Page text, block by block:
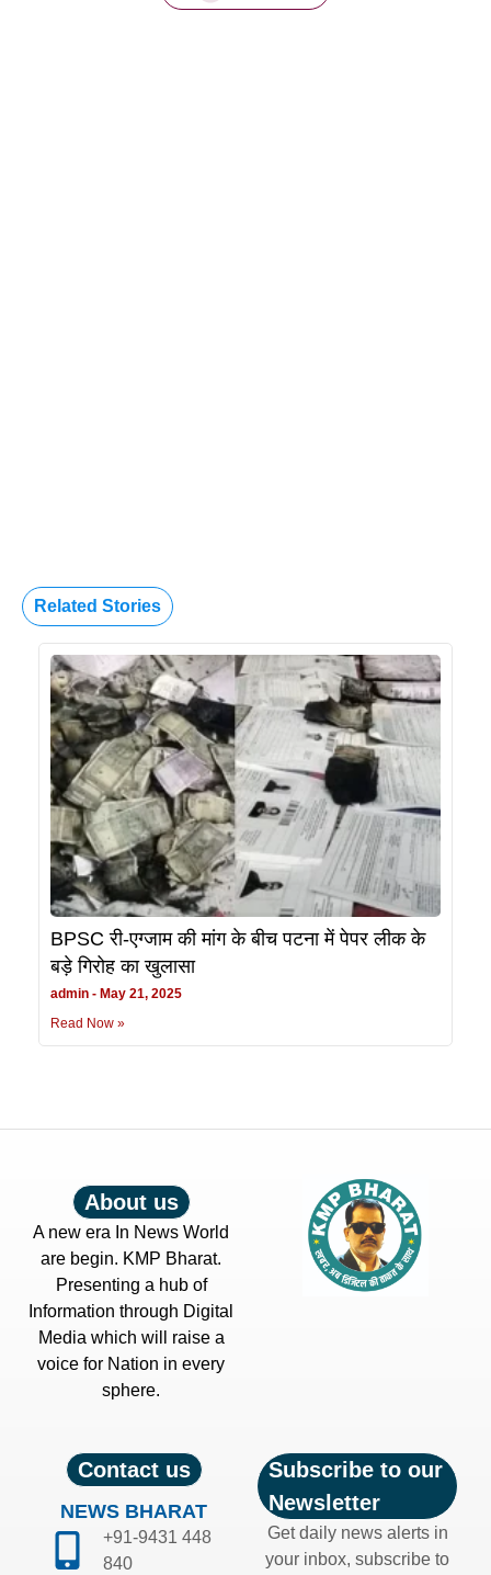
Related Stories
BPSC री-एग्जाम की मांग के बीच पटना में पेपर लीक के
बड़े गिरोह का खुलासा
admin
May 21, 2025
Read Now »
About us
A new era In News World
are begin. KMP Bharat.
Presenting a hub of
Information through Digital
Media which will raise a
voice for Nation in every
sphere.
Contact us
NEWS BHARAT
+91-9431 448
840
Subscribe to our
Newsletter
Get daily news alerts in
your inbox, subscribe to